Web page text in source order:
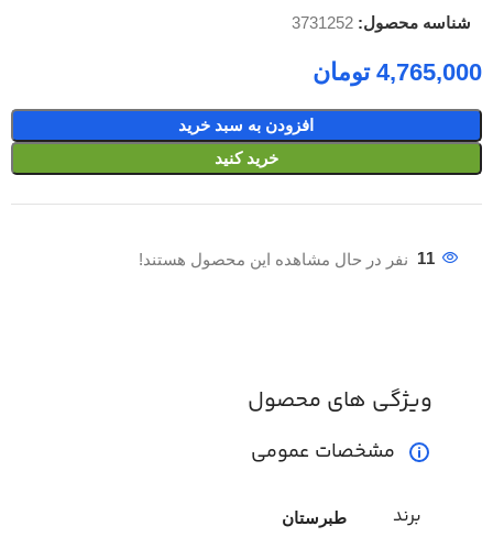
شناسه محصول:3731252
تومان
افزودن به سبد خرید
خرید کنید
11 نفر در حال مشاهده این محصول هستند!
ویژگی های محصول
مشخصات عمومی
برند طبرستان